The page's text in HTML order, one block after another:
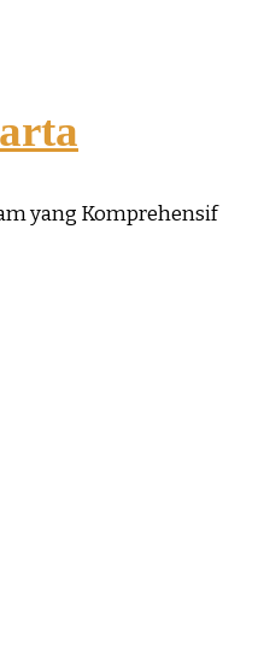
yang Komprehensif